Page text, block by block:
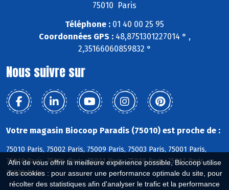
Afin de vous offrir la meilleure expérience possible, Biocoop utilise
des cookies : pour assurer une performance optimale du site, pour
récolter des statistiques afin d'analyser le trafic et la performance
75010 Paris
Téléphone : 01 40 00 25 95
Coordonnées GPS :48,8751301227014 ° ,
2,35166060859832 °
Nous suivre sur
Votre magasin Biocoop Paradis (75010) est proche de :
75010 Paris, 75002 Paris, 75009 Paris, 75003 Paris, 75001 Paris,
75018 Paris, 75004 Paris, 75011 Paris, 75019 Paris, 75017 Paris,
75020 Paris